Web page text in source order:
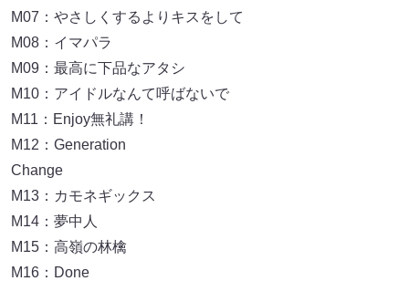
M07：やさしくするよりキスをして
M08：イマパラ
M09：最高に下品なアタシ
M10：アイドルなんて呼ばないで
M11：Enjoy無礼講！
M12：Generation
Change
M13：カモネギックス
M14：夢中人
M15：高嶺の林檎
M16：Done